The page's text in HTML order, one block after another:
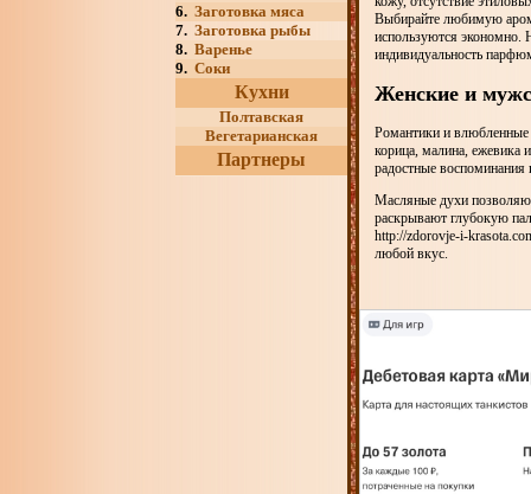
6. Заготовка мяса
7. Заготовка рыбы
8. Варенье
9. Соки
Кухни
Полтавская
Вегетарианская
Партнеры
Выбирайте любимую
используются экономно.
индивидуальность
Женские и
Романтики и влюбленные
корица, малина, ежевика
радостные
Масляные духи
раскрывают глубокую
http://zdorovje-i-
любой вкус.